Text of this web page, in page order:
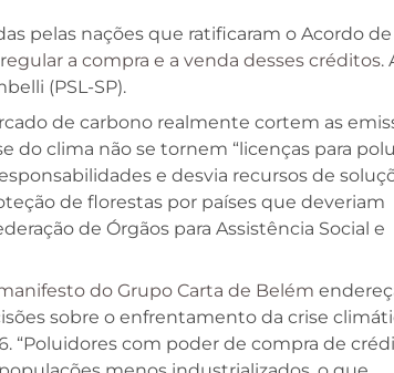
pelas nações que ratificaram o Acordo de
egular a compra e a venda desses créditos.
(PSL-SP).
de carbono realmente cortem as
do clima não se tornem “licenças para
e desvia recursos de
de florestas por países que deveriam
de Órgãos para Assistência Social e
do Grupo Carta de Belém
sobre o enfrentamento da crise
“Poluidores com poder de compra de